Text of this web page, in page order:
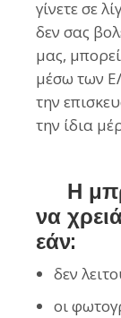
γίνετε σε
δεν σας
μας,
μέσω των
την
την ίδια
Η
να
εάν:
δεν
οι